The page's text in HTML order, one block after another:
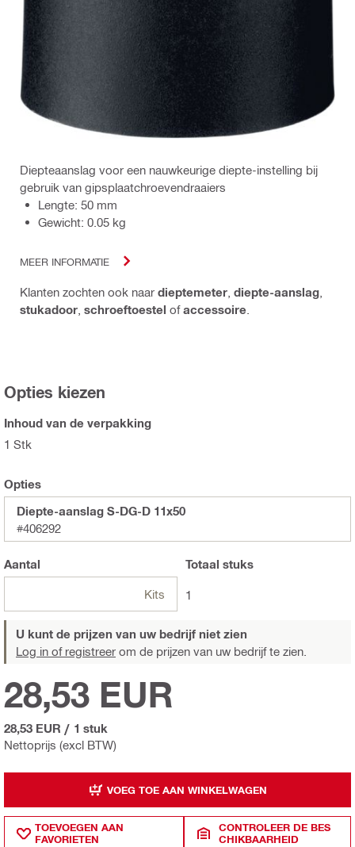
Diepteaanslag voor een nauwkeurige diepte-instelling bij
gebruik van gipsplaatchroevendraaiers
Lengte: 50 mm
Gewicht: 0.05 kg
MEER INFORMATIE
Klanten zochten ook naar dieptemeter diepte-aanslag
stukadoor schroeftoestel ofaccessoire
Opties kiezen
Inhoud van de verpakking
1 Stk
Opties
Diepte-aanslag S-DG-D 11x50
#406292
Aantal
Kits
Totaal stuks
1
U kunt de prijzen van uw bedrijf niet zien
Log in of registreer om de prijzen van uw bedrijf te zien.
Nettoprijs (excl BTW)
28,53 EUR
28,53 EUR / 1 stuk
VOEG TOE AAN WINKELWAGEN
TOEVOEGEN AAN
FAVORIETEN
CONTROLEER DE BES
CHIKBAARHEID